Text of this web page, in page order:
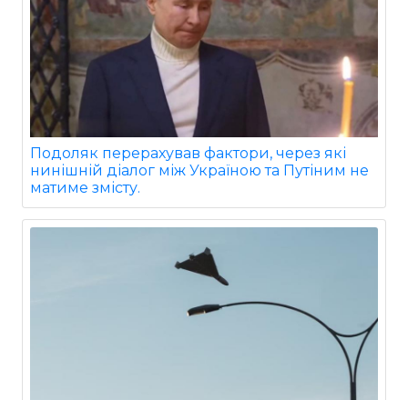
Подоляк перерахував фактори, через які
нинішній діалог між Україною та Путіним не
матиме змісту.